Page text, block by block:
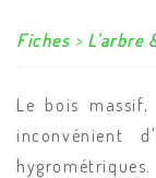
Fiches> L'arbre
Le bois
inconvénient
hygrométriques.